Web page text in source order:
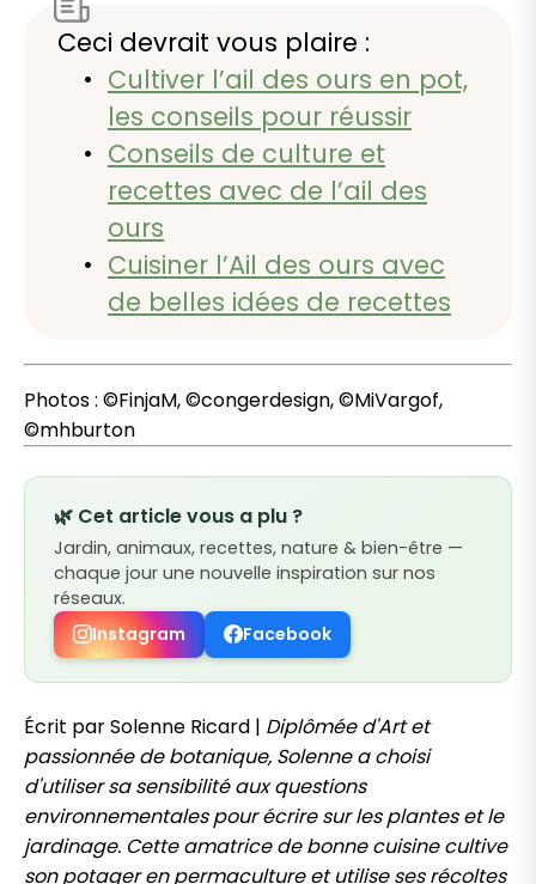
Ceci devrait vous plaire :
Cultiver l’ail des ours en pot,
les conseils pour réussir
Conseils de culture et
recettes avec de l’ail des
ours
Cuisiner l’Ail des ours avec
de belles idées de recettes
Photos : ©FinjaM, ©congerdesign, ©MiVargof,
©mhburton
🌿 Cet article vous a plu ?
Jardin, animaux, recettes, nature & bien-être —
chaque jour une nouvelle inspiration sur nos
réseaux.
Instagram
Facebook
Écrit par Solenne Ricard | Diplômée d'Art et
passionnée de botanique, Solenne a choisi
d'utiliser sa sensibilité aux questions
environnementales pour écrire sur les plantes et le
jardinage. Cette amatrice de bonne cuisine cultive
son potager en permaculture et utilise ses récoltes